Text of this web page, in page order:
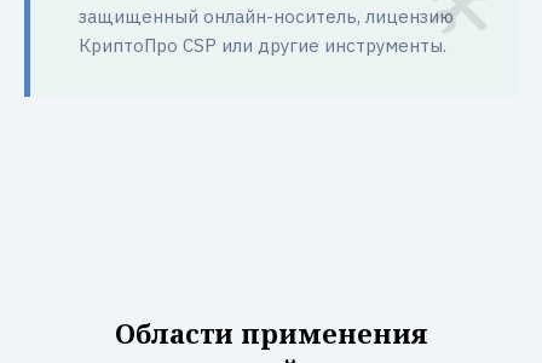
защищенный онлайн-носитель, лицензию
КриптоПро CSP или другие инструменты.
Области применения